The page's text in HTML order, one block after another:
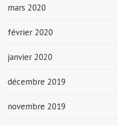
mars 2020
février 2020
janvier 2020
décembre 2019
novembre 2019